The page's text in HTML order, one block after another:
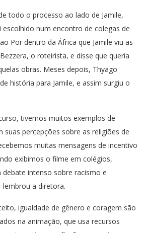
todo o processo ao lado de Jamile,
num encontro de colegas de
Por dentro da África que Jamile viu as
o roteirista, e disse que queria
obras. Meses depois, Thyago
história para Jamile, e assim surgiu o
tivemos muitos exemplos de
suas percepções sobre as religiões de
muitas mensagens de incentivo
exibimos o filme em colégios,
intenso sobre racismo e
lembrou a diretora.
igualdade de gênero e coragem são
na animação, que usa recursos